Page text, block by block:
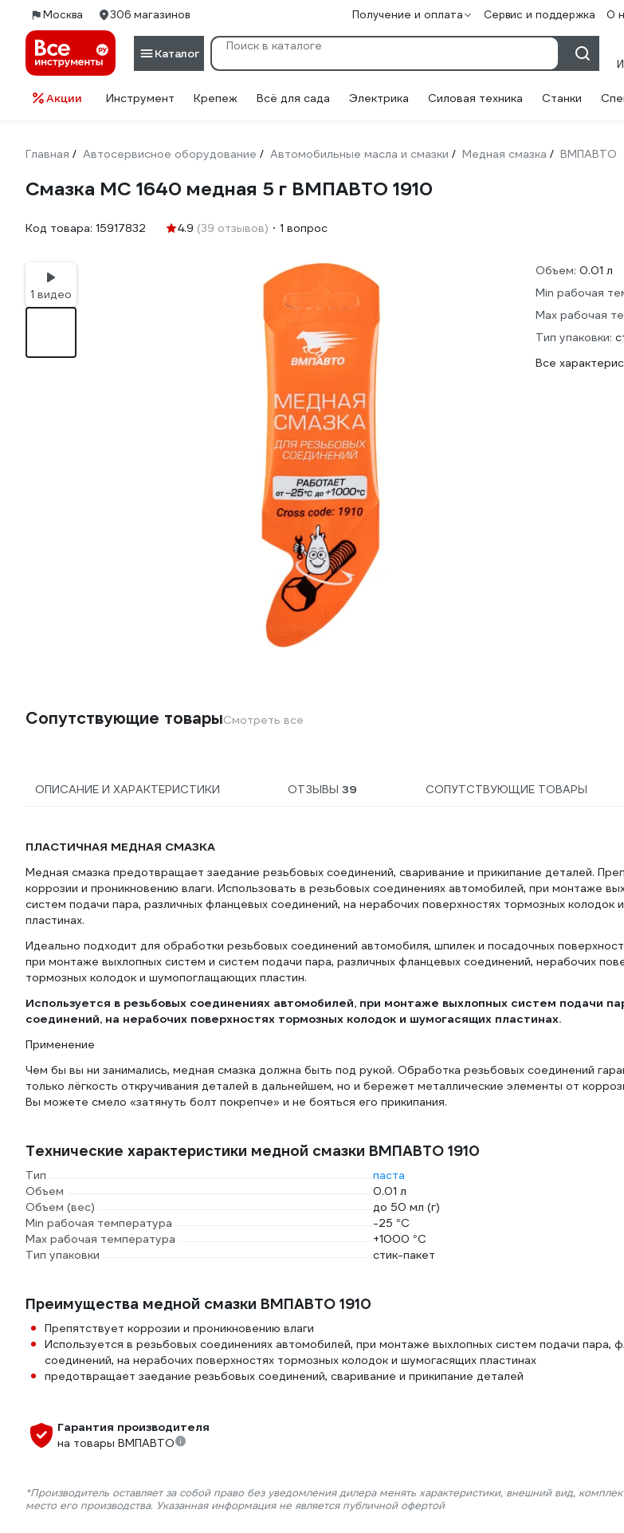
Москва 306 магазинов Получение и оплата Сервис и поддержка О
Каталог
Акции Инструмент Крепеж Всё для сада Электрика Силовая техника Станки
Главная / Автосервисное оборудование / Автомобильные масла и смазки / Медная смазка / ВМПАВТО
Смазка МС 1640 медная 5 г ВМПАВТО 1910
Код товара: 15917832 4.9 (39 отзывов) 1 вопрос
1 видео
Объем: 0.01 л
Min рабочая
Max рабочая
Тип упаковки:
Все
Сопутствующие товарыСмотреть все
ОПИСАНИЕ И ХАРАКТЕРИСТИКИ ОТЗЫВЫ39 СОПУТСТВУЮЩИЕ ТОВАРЫ
ПЛАСТИЧНАЯ МЕДНАЯ СМАЗКА
Медная смазка предотвращает заедание резьбовых соединений, сваривание и прикипание деталей.
коррозии и проникновению влаги. Использовать в резьбовых соединениях автомобилей, при монтаже
систем подачи пара, различных фланцевых соединений, на нерабочих поверхностях тормозных колодок
пластинах.
Идеально подходит для обработки резьбовых соединений автомобиля, шпилек и посадочных
при монтаже выхлопных систем и систем подачи пара, различных фланцевых соединений, нерабочих
тормозных колодок и шумопоглащающих пластин.
Используется в резьбовых соединениях автомобилей, при монтаже выхлопных систем подачи
соединений, на нерабочих поверхностях тормозных колодок и шумогасящих пластинах.
Применение
Чем бы вы ни занимались, медная смазка должна быть под рукой. Обработка резьбовых соединений
только лёгкость откручивания деталей в дальнейшем, но и бережет металлические элементы от
Вы можете смело «затянуть болт покрепче» и не бояться его прикипания.
Технические характеристики медной смазки ВМПАВТО 1910
Тип
паста
Объем
0.01 л
Объем (вес)
до 50 мл (г)
Min рабочая температура
-25 °С
Max рабочая температура
+1000 °С
Тип упаковки
стик-пакет
Преимущества медной смазки ВМПАВТО 1910
Препятствует коррозии и проникновению влаги
Используется в резьбовых соединениях автомобилей, при монтаже выхлопных систем подачи пара,
соединений, на нерабочих поверхностях тормозных колодок и шумогасящих пластинах
предотвращает заедание резьбовых соединений, сваривание и прикипание деталей
Гарантия производителя
на товары ВМПАВТО
*Производитель оставляет за собой право без уведомления дилера менять характеристики, внешний вид,
место его производства. Указанная информация не является публичной офертой